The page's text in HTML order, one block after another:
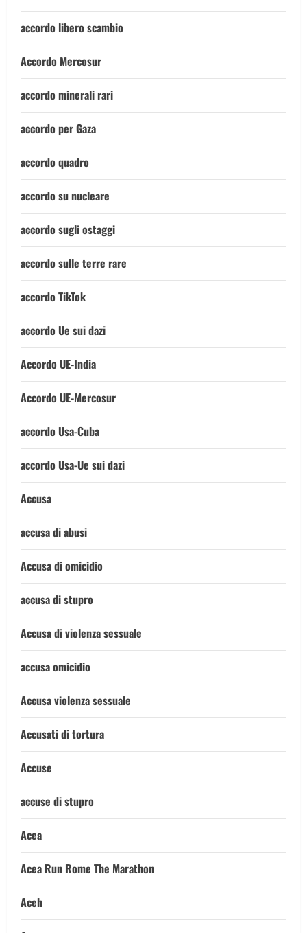
accordo libero scambio
Accordo Mercosur
accordo minerali rari
accordo per Gaza
accordo quadro
accordo su nucleare
accordo sugli ostaggi
accordo sulle terre rare
accordo TikTok
accordo Ue sui dazi
Accordo UE-India
Accordo UE-Mercosur
accordo Usa-Cuba
accordo Usa-Ue sui dazi
Accusa
accusa di abusi
Accusa di omicidio
accusa di stupro
Accusa di violenza sessuale
accusa omicidio
Accusa violenza sessuale
Accusati di tortura
Accuse
accuse di stupro
Acea
Acea Run Rome The Marathon
Aceh